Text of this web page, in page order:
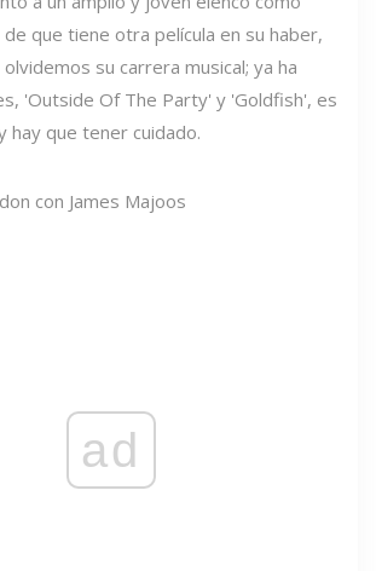
que tiene otra película en su haber,
su carrera musical; ya ha
'Outside Of The Party' y 'Goldfish', es
hay que tener cuidado.
ad